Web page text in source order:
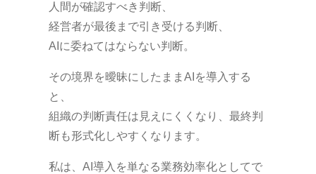
人間が確認すべき判断、
経営者が最後まで引き受ける判断、
AIに委ねてはならない判断。
その境界を曖昧にしたままAIを導入する
と、
組織の判断責任は見えにくくなり、最終判
断も形式化しやすくなります。
私は、AI導入を単なる業務効率化としてで